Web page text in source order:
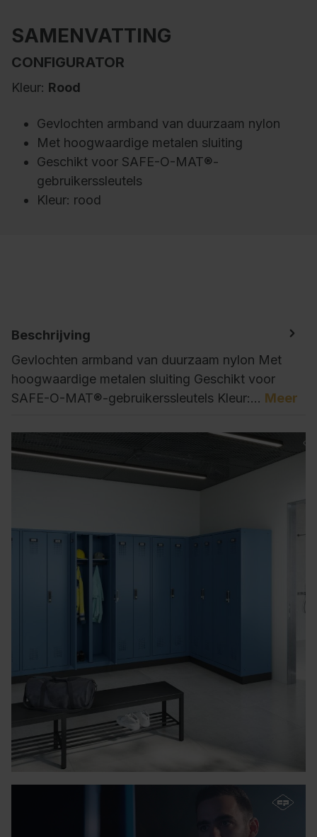
SAMENVATTING
CONFIGURATOR
Kleur: Rood
Gevlochten armband van duurzaam nylon
Met hoogwaardige metalen sluiting
Geschikt voor SAFE-O-MAT®-
gebruikerssleutels
Kleur: rood
Beschrijving
Gevlochten armband van duurzaam nylon Met
hoogwaardige metalen sluiting Geschikt voor
SAFE-O-MAT®-gebruikerssleutels Kleur:… Meer